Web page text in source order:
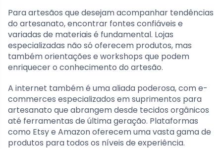
Para artesãos que desejam acompanhar tendências
do artesanato, encontrar fontes confiáveis e
variadas de materiais é fundamental. Lojas
especializadas não só oferecem produtos, mas
também orientações e workshops que podem
enriquecer o conhecimento do artesão.
A internet também é uma aliada poderosa, com e-
commerces especializados em suprimentos para
artesanato que abrangem desde tecidos orgânicos
até ferramentas de última geração. Plataformas
como Etsy e Amazon oferecem uma vasta gama de
produtos para todos os níveis de experiência.